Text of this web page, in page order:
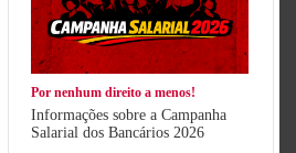
Por nenhum direito a menos!
Informações sobre a Campanha
Salarial dos Bancários 2026